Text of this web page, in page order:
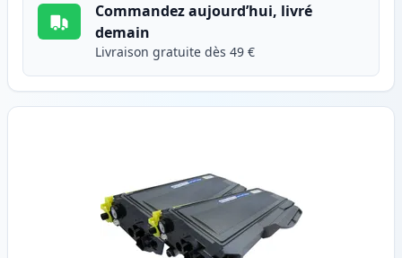
Commandez aujourd’hui, livré
demain
Livraison gratuite dès 49 €